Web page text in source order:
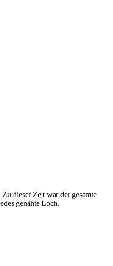
dieser Zeit war der gesamte
genähte Loch.